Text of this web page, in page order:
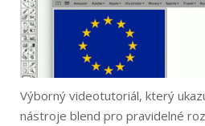
Výborný videotutoriál, který
nástroje blend pro pravidelné